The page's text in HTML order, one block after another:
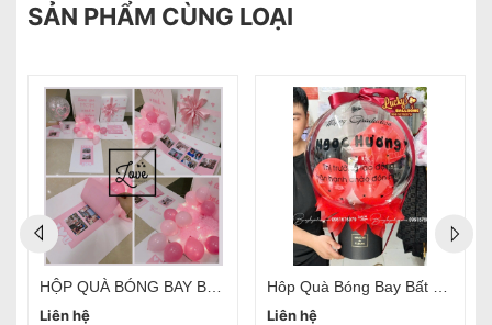
SẢN PHẨM CÙNG LOẠI
Liên hệ
Liên hệ